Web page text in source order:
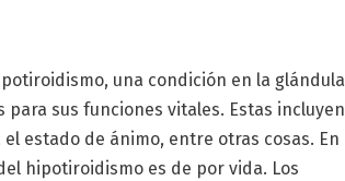
una condición en la glándula
sus funciones vitales. Estas incluyen
estado de ánimo, entre otras cosas. En
hipotiroidismo es de por vida. Los